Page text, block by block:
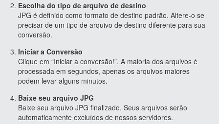
Escolha do tipo de arquivo de destino
JPG é definido como formato de destino padrão. Altere-o se
precisar de um tipo de arquivo de destino diferente para sua
conversão.
Iniciar a Conversão
Clique em “Iniciar a conversão!”. A maioria dos arquivos é
processada em segundos, apenas os arquivos maiores
podem levar alguns minutos.
Baixe seu arquivo JPG
Baixe seu arquivo JPG finalizado. Seus arquivos serão
automaticamente excluídos de nossos servidores.